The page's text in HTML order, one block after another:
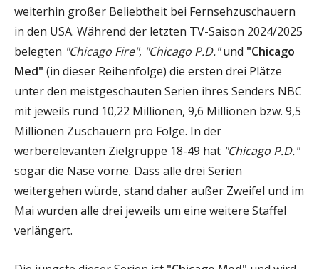
weiterhin großer Beliebtheit bei Fernsehzuschauern
in den USA. Während der letzten TV-Saison 2024/2025
belegten "Chicago Fire", "Chicago P.D."und "Chicago
Med" (in dieser Reihenfolge) die ersten drei Plätze
unter den meistgeschauten Serien ihres Senders NBC
mit jeweils rund 10,22 Millionen, 9,6 Millionen bzw. 9,5
Millionen Zuschauern pro Folge. In der
werberelevanten Zielgruppe 18-49 hat "Chicago P.D."
sogar die Nase vorne. Dass alle drei Serien
weitergehen würde, stand daher außer Zweifel und im
Mai wurden alle drei jeweils um eine weitere Staffel
verlängert.